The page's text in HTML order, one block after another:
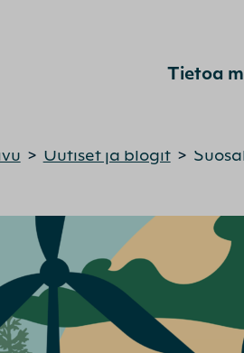
Tietoa
> Uutiset ja blogit >